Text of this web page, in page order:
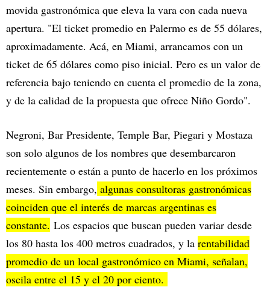
movida gastronómica que eleva la vara con cada nueva
apertura. "El ticket promedio en Palermo es de 55 dólares,
aproximadamente. Acá, en Miami, arrancamos con un
ticket de 65 dólares como piso inicial. Pero es un valor de
referencia bajo teniendo en cuenta el promedio de la zona,
y de la calidad de la propuesta que ofrece Niño Gordo".
Negroni, Bar Presidente, Temple Bar, Piegari y Mostaza
son solo algunos de los nombres que desembarcaron
recientemente o están a punto de hacerlo en los próximos
meses. Sin embargo, algunas consultoras gastronómicas
coinciden que el interés de marcas argentinas es
constante. Los espacios que buscan pueden variar desde
los 80 hasta los 400 metros cuadrados, y la rentabilidad
promedio de un local gastronómico en Miami, señalan,
oscila entre el 15 y el 20 por ciento.